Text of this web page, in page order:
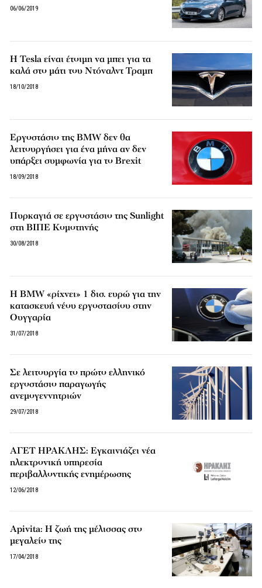
06/06/2019
Η Tesla είναι έτοιμη να μπει για τα
καλά στο μάτι του Ντόναλντ Τραμπ
18/10/2018
Εργοστάσιο της BMW δεν θα
λειτουργήσει για ένα μήνα αν δεν
υπάρξει συμφωνία για το Brexit
18/09/2018
Πυρκαγιά σε εργοστάσιο της Sunlight
στη ΒΙΠΕ Κομοτηνής
30/08/2018
Η BMW «ρίχνει» 1 δισ. ευρώ για την
κατασκευή νέου εργοστασίου στην
Ουγγαρία
31/07/2018
Σε λειτουργία το πρώτο ελληνικό
εργοστάσιο παραγωγής
ανεμογεννητριών
29/07/2018
ΑΓΕΤ ΗΡΑΚΛΗΣ: Εγκαινιάζει νέα
ηλεκτρονική υπηρεσία
περιβαλλοντικής ενημέρωσης
12/06/2018
Apivita: Η ζωή της μέλισσας στο
μεγαλείο της
17/04/2018